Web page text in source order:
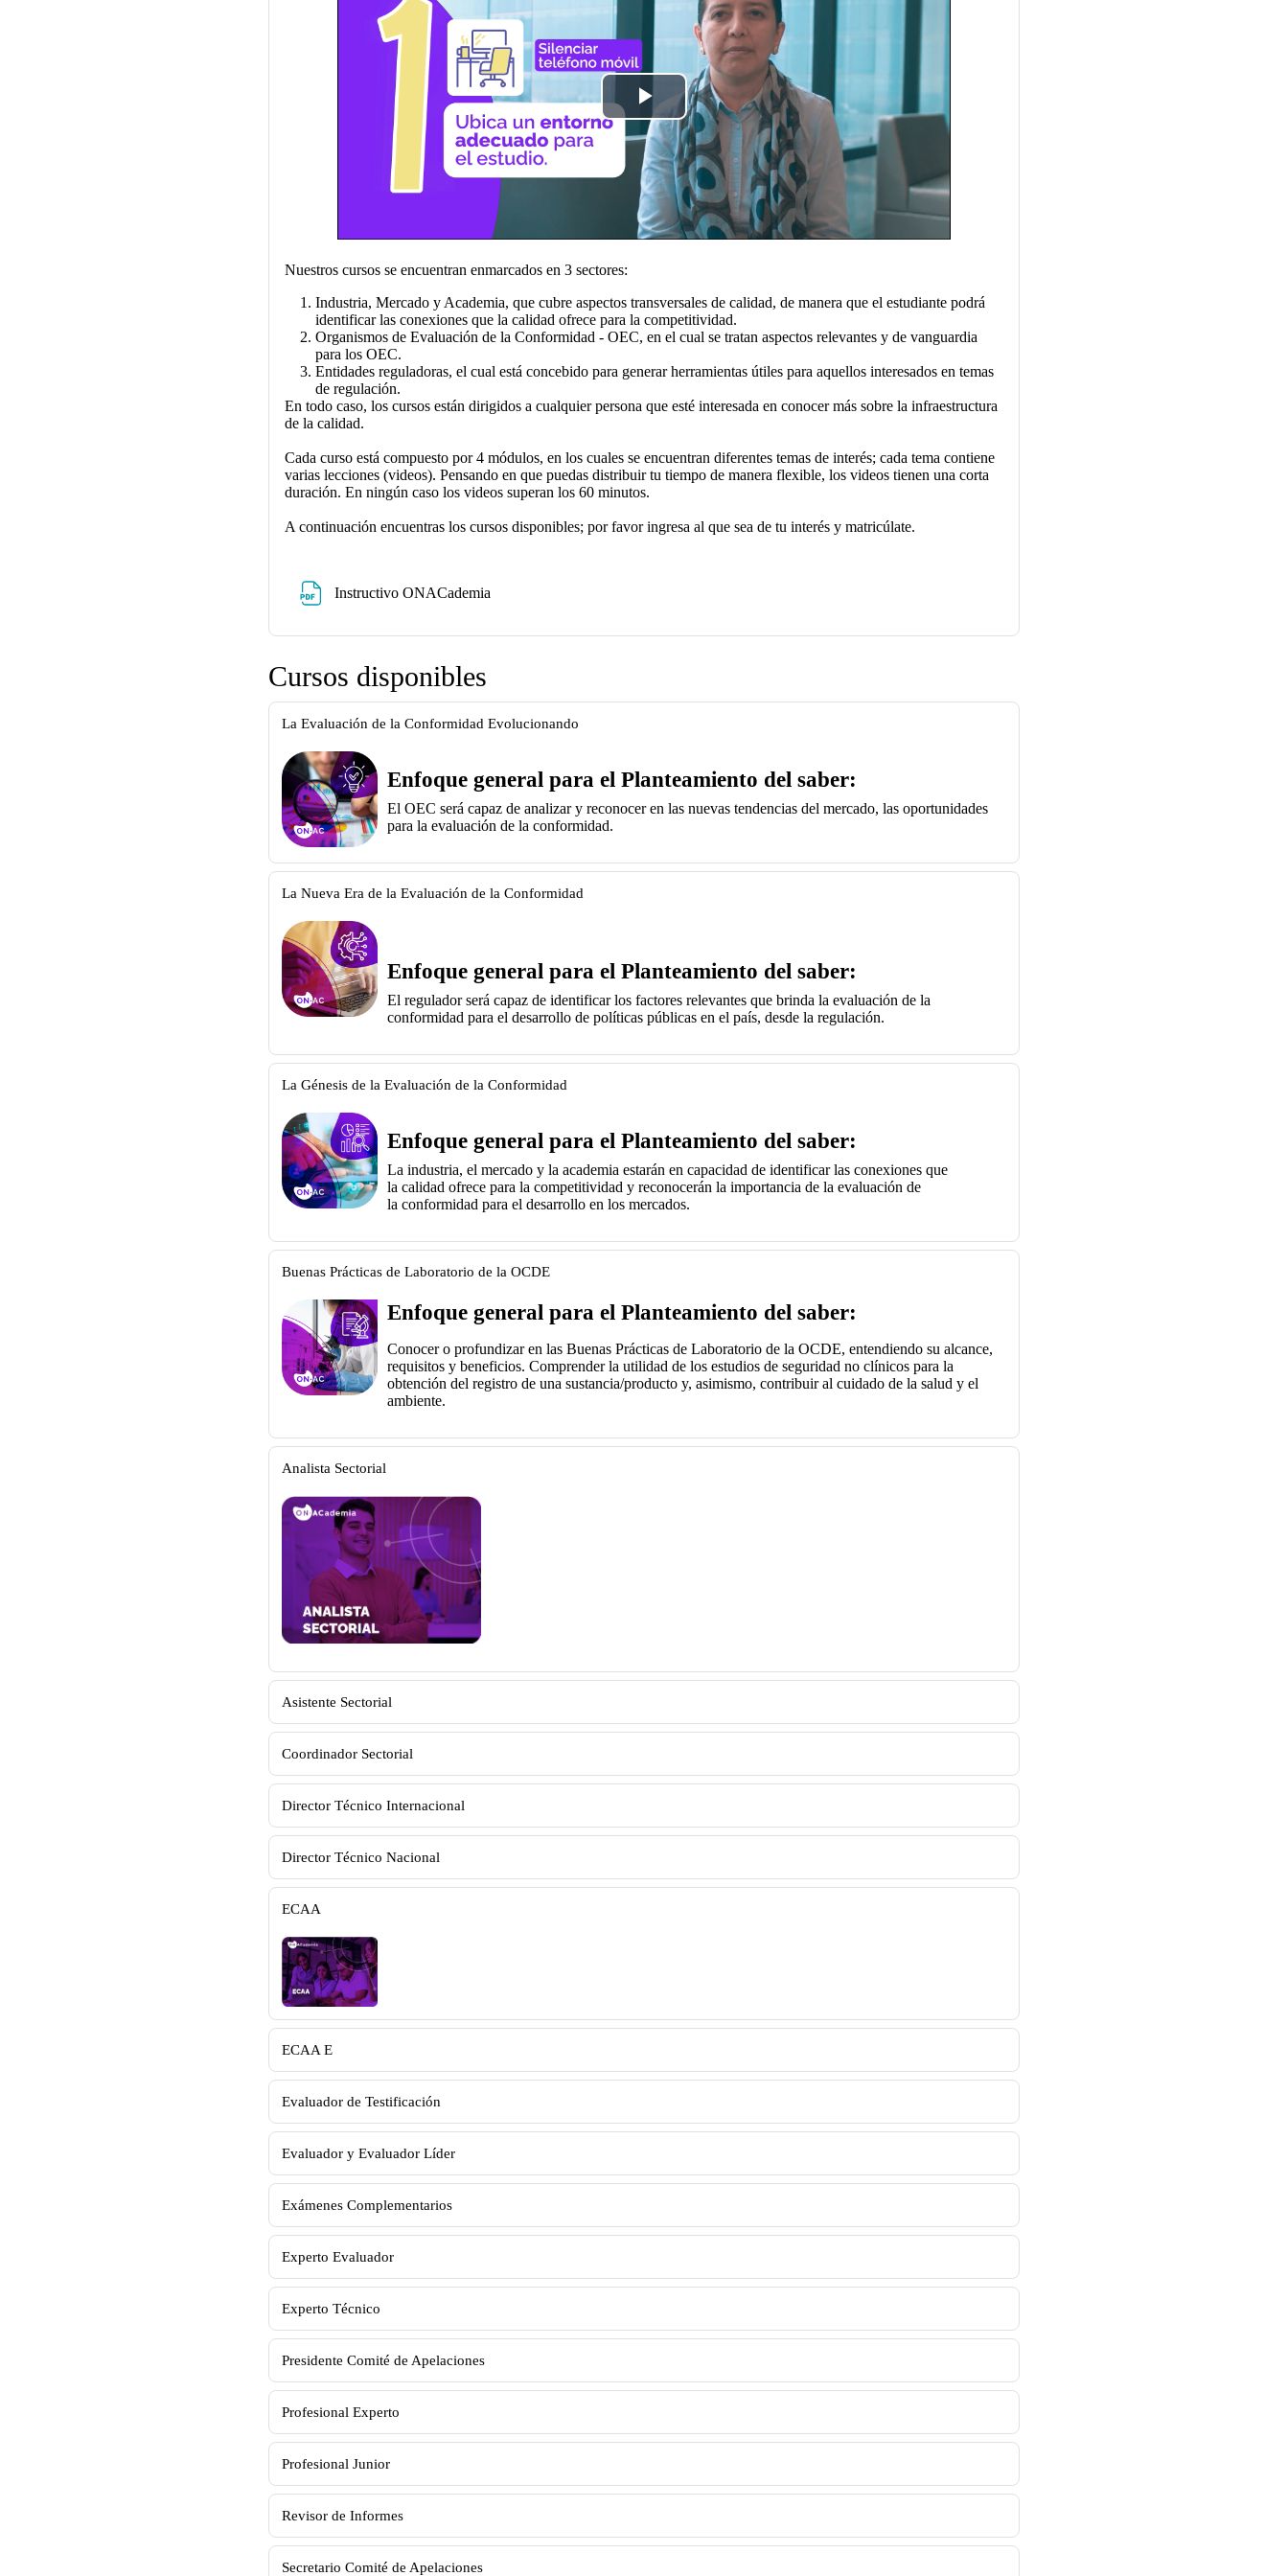
Reproducir
Vídeo
Nuestros cursos se encuentran enmarcados en 3 sectores:
Industria, Mercado y Academia, que cubre aspectos transversales de calidad, de manera que el estudiante podrá
identificar las conexiones que la calidad ofrece para la competitividad.
Organismos de Evaluación de la Conformidad - OEC, en el cual se tratan aspectos relevantes y de vanguardia
para los OEC.
Entidades reguladoras, el cual está concebido para generar herramientas útiles para aquellos interesados en temas
de regulación.
En todo caso, los cursos están dirigidos a cualquier persona que esté interesada en conocer más sobre la infraestructura
de la calidad.
Cada curso está compuesto por 4 módulos, en los cuales se encuentran diferentes temas de interés; cada tema contiene
varias lecciones (videos). Pensando en que puedas distribuir tu tiempo de manera flexible, los videos tienen una corta
duración. En ningún caso los videos superan los 60 minutos.
A continuación encuentras los cursos disponibles; por favor ingresa al que sea de tu interés y matricúlate.
Instructivo ONACademia
Cursos disponibles
La Evaluación de la Conformidad Evolucionando
Enfoque general para el Planteamiento del saber:
El OEC será capaz de analizar y reconoceren las nuevas tendencias del mercado, las oportunidades
para la evaluación de la conformidad.
La Nueva Era de la Evaluación de la Conformidad
Enfoque general para el Planteamiento del saber:
El regulador será capaz de identificar los factores relevantes que brinda la evaluación de la
conformidad para el desarrollo de políticas públicas en el país, desde la regulación.
La Génesis de la Evaluación de la Conformidad
Enfoque general para el Planteamiento del saber:
La industria, el mercado y la academia estarán en capacidad de identificar las conexiones que
la calidad ofrece para la competitividad y reconocerán la importancia de la evaluación de
la conformidad para el desarrollo en los mercados.
Buenas Prácticas de Laboratorio de la OCDE
Enfoque general para el Planteamiento del saber:
Conocer o profundizar en las Buenas Prácticas de Laboratorio de la OCDE, entendiendo su alcance,
requisitos y beneficios. Comprender la utilidad de los estudios de seguridad no clínicos para la
obtención del registro de una sustancia/producto y, asimismo, contribuir al cuidado de la salud y el
ambiente.
Analista Sectorial
Asistente Sectorial
Coordinador Sectorial
Director Técnico Internacional
Director Técnico Nacional
ECAA
ECAA E
Evaluador de Testificación
Evaluador y Evaluador Líder
Exámenes Complementarios
Experto Evaluador
Experto Técnico
Presidente Comité de Apelaciones
Profesional Experto
Profesional Junior
Revisor de Informes
Secretario Comité de Apelaciones